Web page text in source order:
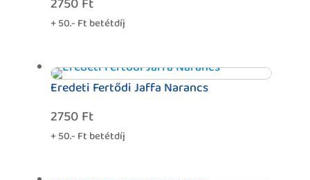
+ 50.- Ft betétdíj
Eredeti Fertődi Jaffa Narancs
2750Ft
+ 50.- Ft betétdíj